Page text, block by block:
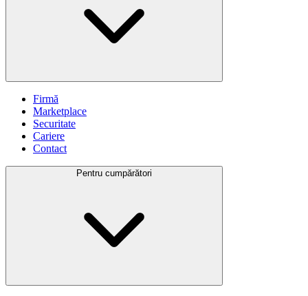
Firmă
Marketplace
Securitate
Cariere
Contact
Pentru cumpărători